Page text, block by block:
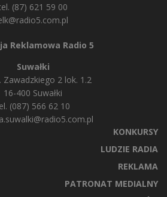
(87) 621 59 00
Reklamowa Radio 5
Suwałki
Zawadzkiego 2 lok. 1.2
16-400 Suwałki
(087) 566 62 10
KONKURSY
LUDZIE RADIA
REKLAMA
PATRONAT MEDIALNY